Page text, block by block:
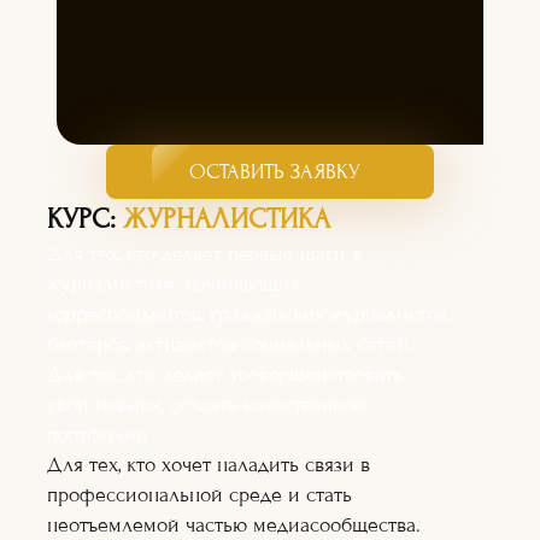
ОСТАВИТЬ ЗАЯВКУ
КУРС: ЖУРНАЛИСТИКА
Для тех, кто хочет наладить связи в
профессиональной среде и стать
неотъемлемой частью медиасообщества.